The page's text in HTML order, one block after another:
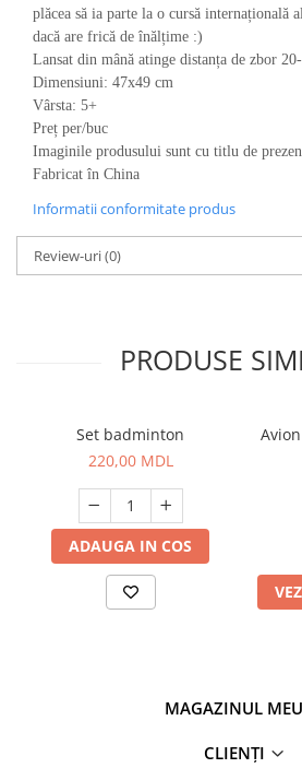
plăcea să ia parte la o cursă internațională
dacă are frică de înălțime :)
Lansat din mână atinge distanța de zbor
Dimensiuni: 47x49 cm
Vârsta: 5+
Preț per/buc
Imaginile produsului sunt cu titlu de
Fabricat în China
Informatii conformitate produs
Review-uri(0)
PRODUSE
Set badminton
220,00 MDL
ADAUGA IN COS
MAGAZINUL MEU
CLIENȚI